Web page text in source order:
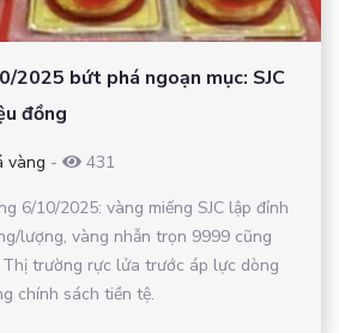
2025 bứt phá ngoạn mục: SJC
đồng
vàng -
431
6/10/2025: vàng miếng SJC lập đỉnh
lượng, vàng nhẫn trọn 9999 cũng
trường rực lửa trước áp lực dòng
chính sách tiền tệ.